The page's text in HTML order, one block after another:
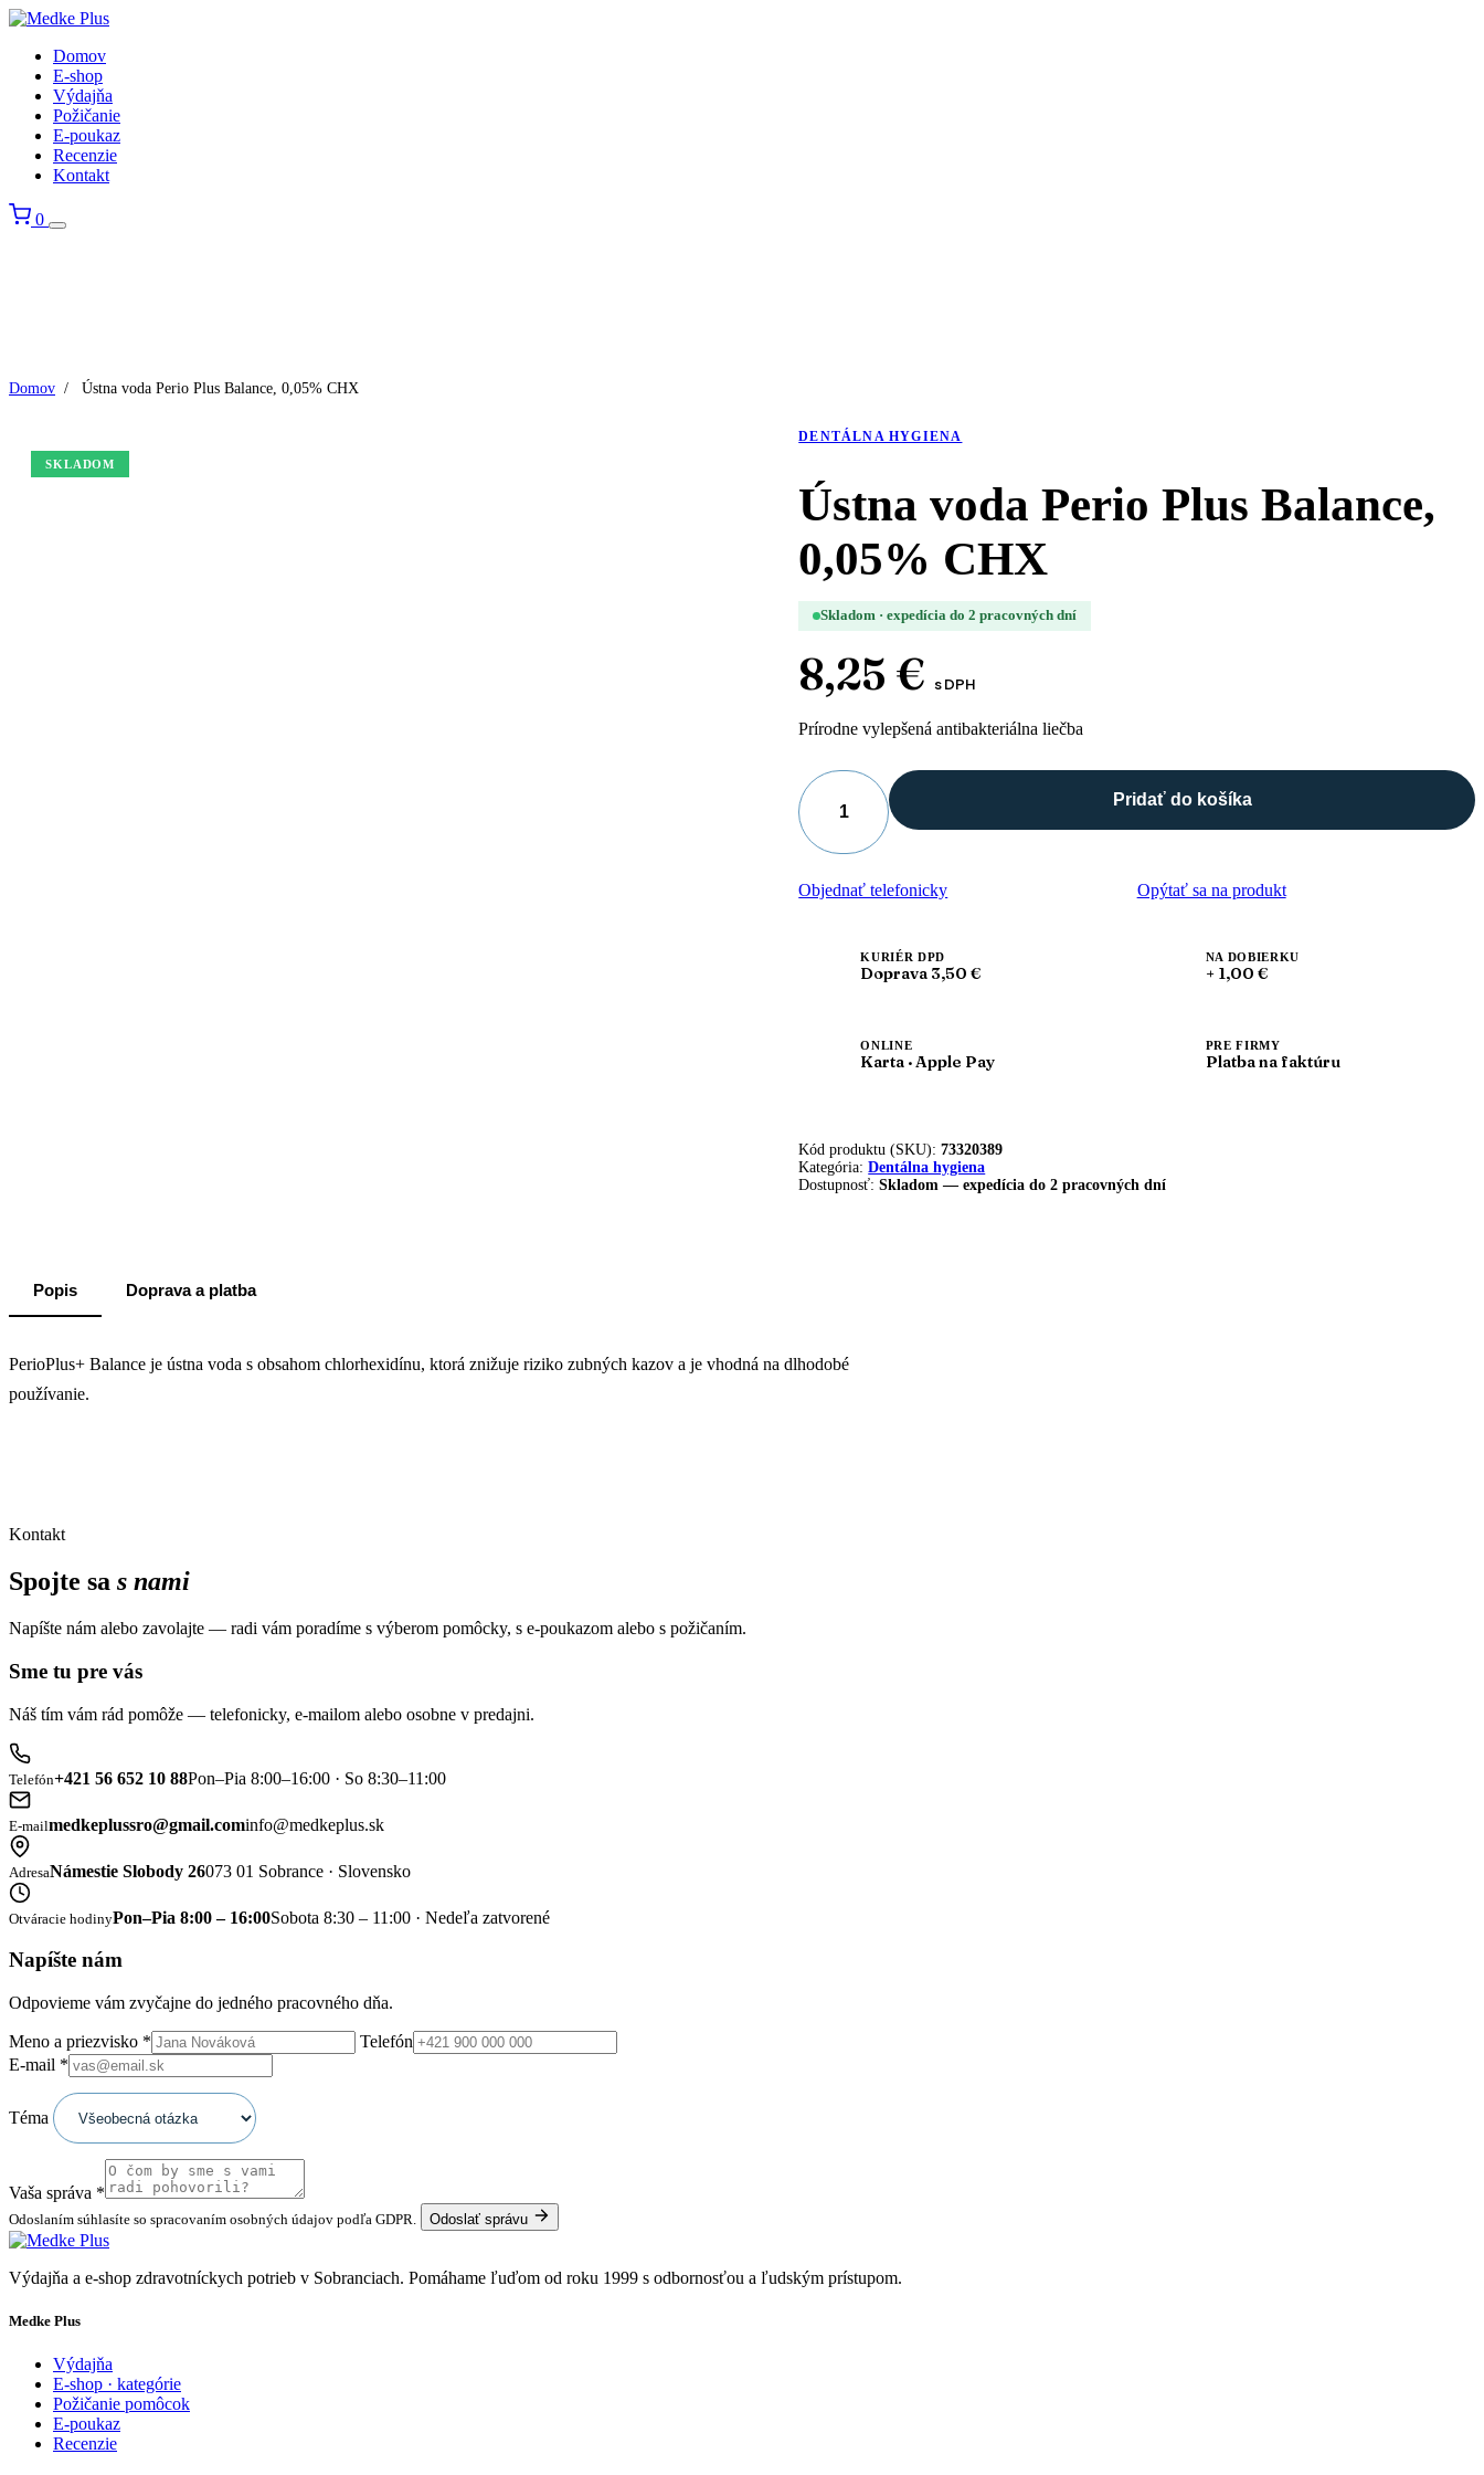
Domov
E-shop
Výdajňa
Požičanie
E-poukaz
Recenzie
Kontakt
0
Domov / Ústna voda Perio Plus Balance, 0,05% CHX
SKLADOM
DENTÁLNA HYGIENA
Ústna voda Perio Plus Balance,
0,05% CHX
Skladom · expedícia do 2 pracovných dní
8,25 € s DPH
Prírodne vylepšená antibakteriálna liečba
množstvo
Ústna
voda
Perio
Plus
Pridať do košíka
Objednať telefonicky Opýtať sa na produkt
KURIÉR DPD
Doprava 3,50 €
NA DOBIERKU
+ 1,00 €
ONLINE
Karta · Apple Pay
PRE FIRMY
Platba na faktúru
Kód produktu (SKU):73320389
Kategória:Dentálna hygiena
Dostupnosť:Skladom — expedícia do 2 pracovných dní
Popis Doprava a platba
PerioPlus+ Balance je ústna voda s obsahom chlorhexidínu, ktorá znižuje riziko zubných kazov a je vhodná na dlhodobé
používanie.
Kontakt
Spojte sa s nami
Napíšte nám alebo zavolajte — radi vám poradíme s výberom pomôcky, s e-poukazom alebo s požičaním.
Sme tu pre vás
Náš tím vám rád pomôže — telefonicky, e-mailom alebo osobne v predajni.
Telefón+421 56 652 10 88Pon–Pia 8:00–16:00 · So 8:30–11:00
E-mailmedkeplussro@gmail.cominfo@medkeplus.sk
AdresaNámestie Slobody 26073 01 Sobrance · Slovensko
Otváracie hodinyPon–Pia 8:00 – 16:00Sobota 8:30 – 11:00 · Nedeľa zatvorené
Napíšte nám
Odpovieme vám zvyčajne do jedného pracovného dňa.
Meno a priezvisko *
Telefón
E-mail *
Téma
Vaša správa *
Odoslaním súhlasíte so spracovaním osobných údajov podľa GDPR. Odoslať správu
Výdajňa a e-shop zdravotníckych potrieb v Sobranciach. Pomáhame ľuďom od roku 1999 s odbornosťou a ľudským prístupom.
Medke Plus
Výdajňa
E-shop · kategórie
Požičanie pomôcok
E-poukaz
Recenzie